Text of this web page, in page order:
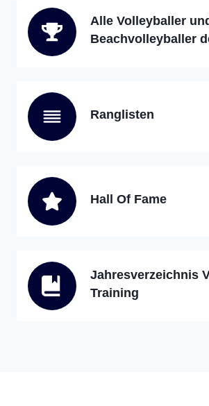
Alle Volleyballer
Beachvolleyballer
Ranglisten
Hall Of Fame
Jahresverzeichnis
Training